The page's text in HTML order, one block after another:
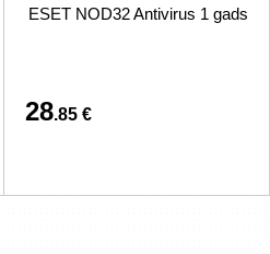
ESET NOD32 Antivirus 1 gads
28.85 €